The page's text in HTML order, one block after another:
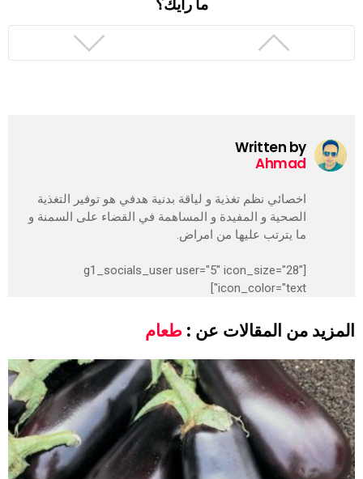
Written by
Ahmad
اخصائي نظم تغذية و لياقة بدنية هدفي هو توفير التغذية
الصحية و المفيدة و المساهمة في القضاء على السمنة و
ما يترتب عليها من امراض.
[g1_socials_user user="5" icon_size="28"
icon_color="text"]
المزيد من المقالات عن : طعام